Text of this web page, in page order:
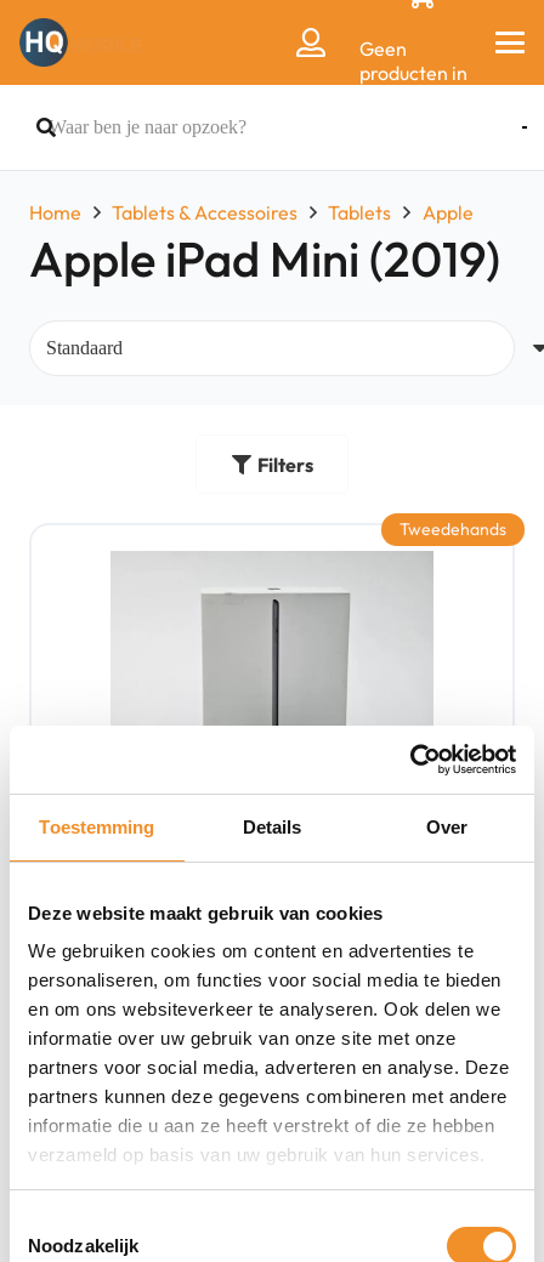
Toestemming Details Over
Deze website maakt gebruik van cookies
We gebruiken cookies om content en advertenties te
personaliseren, om functies voor social media te bieden
en om ons websiteverkeer te analyseren. Ook delen we
informatie over uw gebruik van onze site met onze
partners voor social media, adverteren en analyse. Deze
partners kunnen deze gegevens combineren met andere
informatie die u aan ze heeft verstrekt of die ze hebben
verzameld op basis van uw gebruik van hun services.
Noodzakelijk
Geen
producten in
Home Tablets & Accessoires Tablets Apple
Apple iPad Mini (2019)
Filters
Apple iPad Mini 5 (2019) 7.9 – 64GB – WiFi en 4G-
Spacegrijs
Op werkdagen vóór 15u besteld, vandaag verzonden!
€199,99
Toevoegen aan winkelwagen
Tweedehands